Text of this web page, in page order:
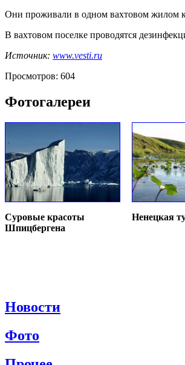
Они проживали в одном вахтовом жилом
В вахтовом поселке проводятся
Источник: www.vesti.ru
Просмотров: 604
Фотогалереи
Суровые красоты
Шпицбергена
Ненецкая
Новости
Фото